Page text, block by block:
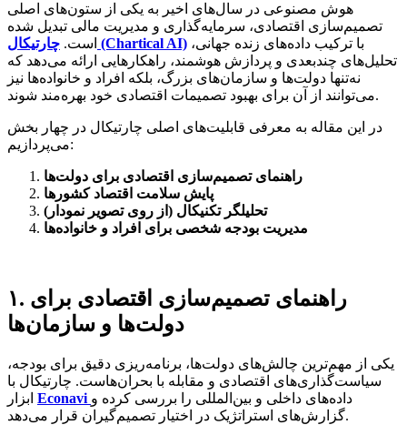
هوش مصنوعی در سال‌های اخیر به یکی از ستون‌های اصلی
تصمیم‌سازی اقتصادی، سرمایه‌گذاری و مدیریت مالی تبدیل شده
است. چارتیکال (Chartical AI)
تحلیل‌های چندبعدی و پردازش هوشمند، راهکارهایی ارائه می‌دهد که
نه‌تنها دولت‌ها و سازمان‌های بزرگ، بلکه افراد و خانواده‌ها نیز
می‌توانند از آن برای بهبود تصمیمات اقتصادی خود بهره‌مند شوند.
در این مقاله به معرفی قابلیت‌های اصلی چارتیکال در چهار بخش
می‌پردازیم:
راهنمای تصمیم‌سازی اقتصادی برای دولت‌ها
پایش سلامت اقتصاد کشورها
تحلیلگر تکنیکال (از روی تصویر نمودار)
مدیریت بودجه شخصی برای افراد و خانواده‌ها
۱. راهنمای تصمیم‌سازی اقتصادی برای
دولت‌ها و سازمان‌ها
یکی از مهم‌ترین چالش‌های دولت‌ها، برنامه‌ریزی دقیق برای بودجه،
سیاست‌گذاری‌های اقتصادی و مقابله با بحران‌هاست. چارتیکال با
Econavi داده‌های داخلی و بین‌المللی را بررسی کرده و
گزارش‌های استراتژیک در اختیار تصمیم‌گیران قرار می‌دهد.